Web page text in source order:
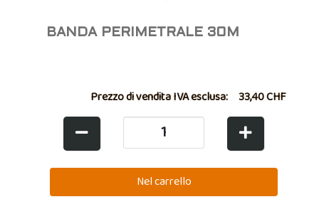
BANDA PERIMETRALE 30M
Prezzo di vendita IVA esclusa: 33,40 CHF